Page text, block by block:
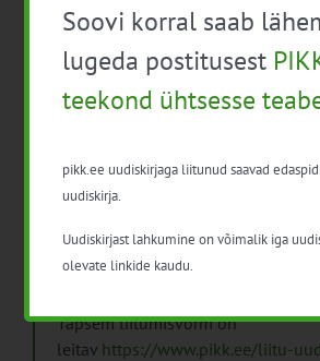
Pikk.ee uudiskirjaga
Isikuandmeid töötleme vastavalt
Täpsem liitumisvorm on
leitav https://www.pikk.ee/liitu-
Soovi korral saab
lugeda postitusest
teekond ühtsesse
pikk.ee uudiskirjaga liitunud saavad
uudiskirja.
Uudiskirjast lahkumine on võimalik iga
olevate linkide kaudu.